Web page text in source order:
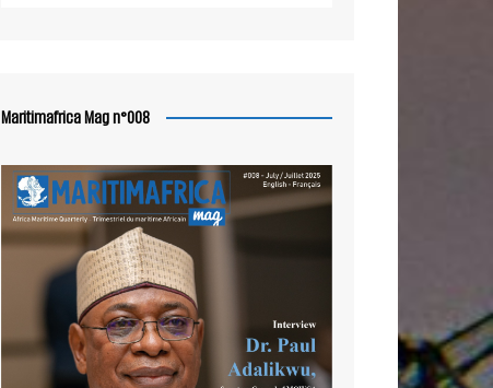
Maritimafrica Mag n°008